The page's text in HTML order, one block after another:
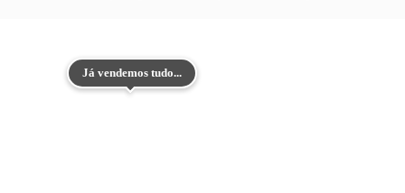
Já vendemos tudo...